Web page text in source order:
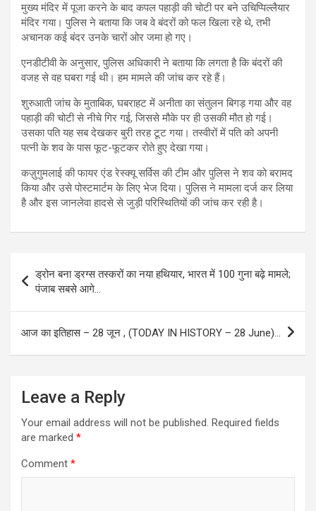
मुख्य मंदिर में पूजा करने के बाद कपल पहाड़ी की चोटी पर बने उचिप्पिल्लैयार
मंदिर गया। पुलिस ने बताया कि जब वे बंदरों को फल खिला रहे थे, तभी
अचानक कई बंदर उनके चारों ओर जमा हो गए।
एनडीटीवी के अनुसार, पुलिस अधिकारी ने बताया कि लगता है कि बंदरों की
वजह से वह घबरा गई थी। हम मामले की जांच कर रहे हैं।
शुरुआती जांच के मुताबिक, घबराहट में अनीता का संतुलन बिगड़ गया और वह
पहाड़ी की चोटी से नीचे गिर गई, जिससे मौके पर ही उसकी मौत हो गई।
उसका पति यह सब देखकर बुरी तरह टूट गया। तस्वीरों में पति को अपनी
पत्नी के शव के पास फूट-फूटकर रोते हुए देखा गया।
कज़ुगुमलाई की फायर एंड रेस्क्यू सर्विस की टीम और पुलिस ने शव को बरामद
किया और उसे पोस्टमार्टम के लिए भेज दिया। पुलिस ने मामला दर्ज कर लिया
है और इस जानलेवा हादसे से जुड़ी परिस्थितियों की जांच कर रही है।
Post
navigation
ड्रोन बना ड्रग्स तस्करों का नया हथियार, भारत में 100 गुना बढ़े मामले;
पंजाब सबसे आगे…
आज का इतिहास – 28 जून , (TODAY IN HISTORY – 28 June)…
Leave a Reply
Your email address will not be published. Required fields
are marked *
Comment *